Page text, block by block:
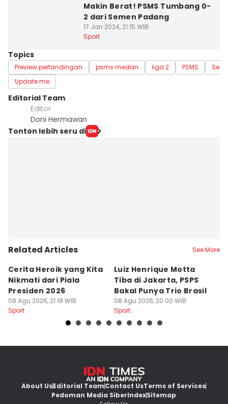
Makin Berat! PSMS Tumbang 0-
2 dari Semen Padang
17 Jan 2024, 21:15 WIB
Sport
Topics
Preview pertandingan psms medan liga 2 PSMS
Update me
Editorial Team
Editor
Doni Hermawan
Tonton lebih seru di
Related Articles See More
Cerita Heroik yang Kita
Nikmati dari Piala
Presiden 2026
08 Agu 2026, 21:18 WIB
Sport
Luiz Henrique Motta
Tiba di Jakarta, PSPS
Bakal Punya Trio Brasil
08 Agu 2026, 20:00 WIB
Sport
About UsEditorial TeamContact UsTerms of Services
Pedoman Media SiberIndexSitemap